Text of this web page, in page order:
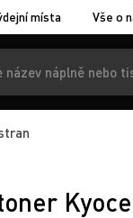
místa Vše o